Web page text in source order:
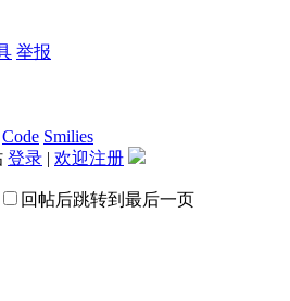
举报
Code Smilies
登录 | 欢迎注册
回帖后跳转到最后一页